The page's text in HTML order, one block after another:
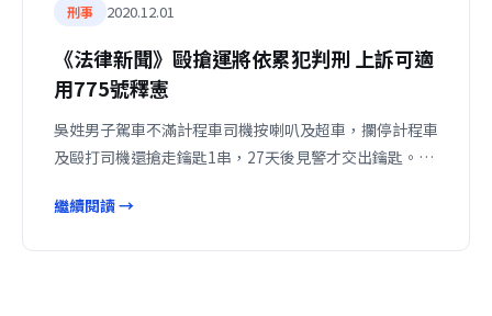
刑事 2020.12.01
《法律新聞》毆搶運將依累犯判刑 上訴可適
用775號釋憲
吳姓男子駕車不滿計程車司機按喇叭及超車，攔停計程車
及毆打司機還搶走鑰匙1串，27天後見警才交出鑰匙。…
繼續閱讀 →